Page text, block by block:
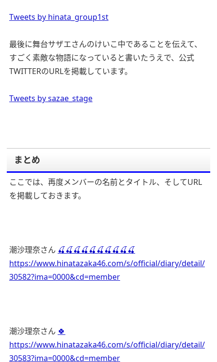
Tweets by hinata_group1st
最後に舞台サザエさんのけいこ中であることを伝えて、
すごく素敵な物語になっていると書いたうえで、公式
TWITTERのURLを掲載しています。
Tweets by sazae_stage
まとめ
ここでは、再度メンバーの名前とタイトル、そしてURL
を掲載しておきます。
潮沙理奈さん 🍒🍒🍒🍒🍒🍒🍒🍒🍒🍒
https://www.hinatazaka46.com/s/official/diary/detail/
30582?ima=0000&cd=member
潮沙理奈さん 🍀
https://www.hinatazaka46.com/s/official/diary/detail/
30583?ima=0000&cd=member